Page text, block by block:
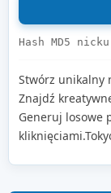
Hash MD5
Stwórz unikalny
Znajdź
Generuj losowe